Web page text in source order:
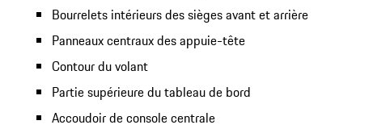
Bourrelets intérieurs des sièges avant et arrière
Panneaux centraux des appuie-tête
Contour du volant
Partie supérieure du tableau de bord
Accoudoir de console centrale